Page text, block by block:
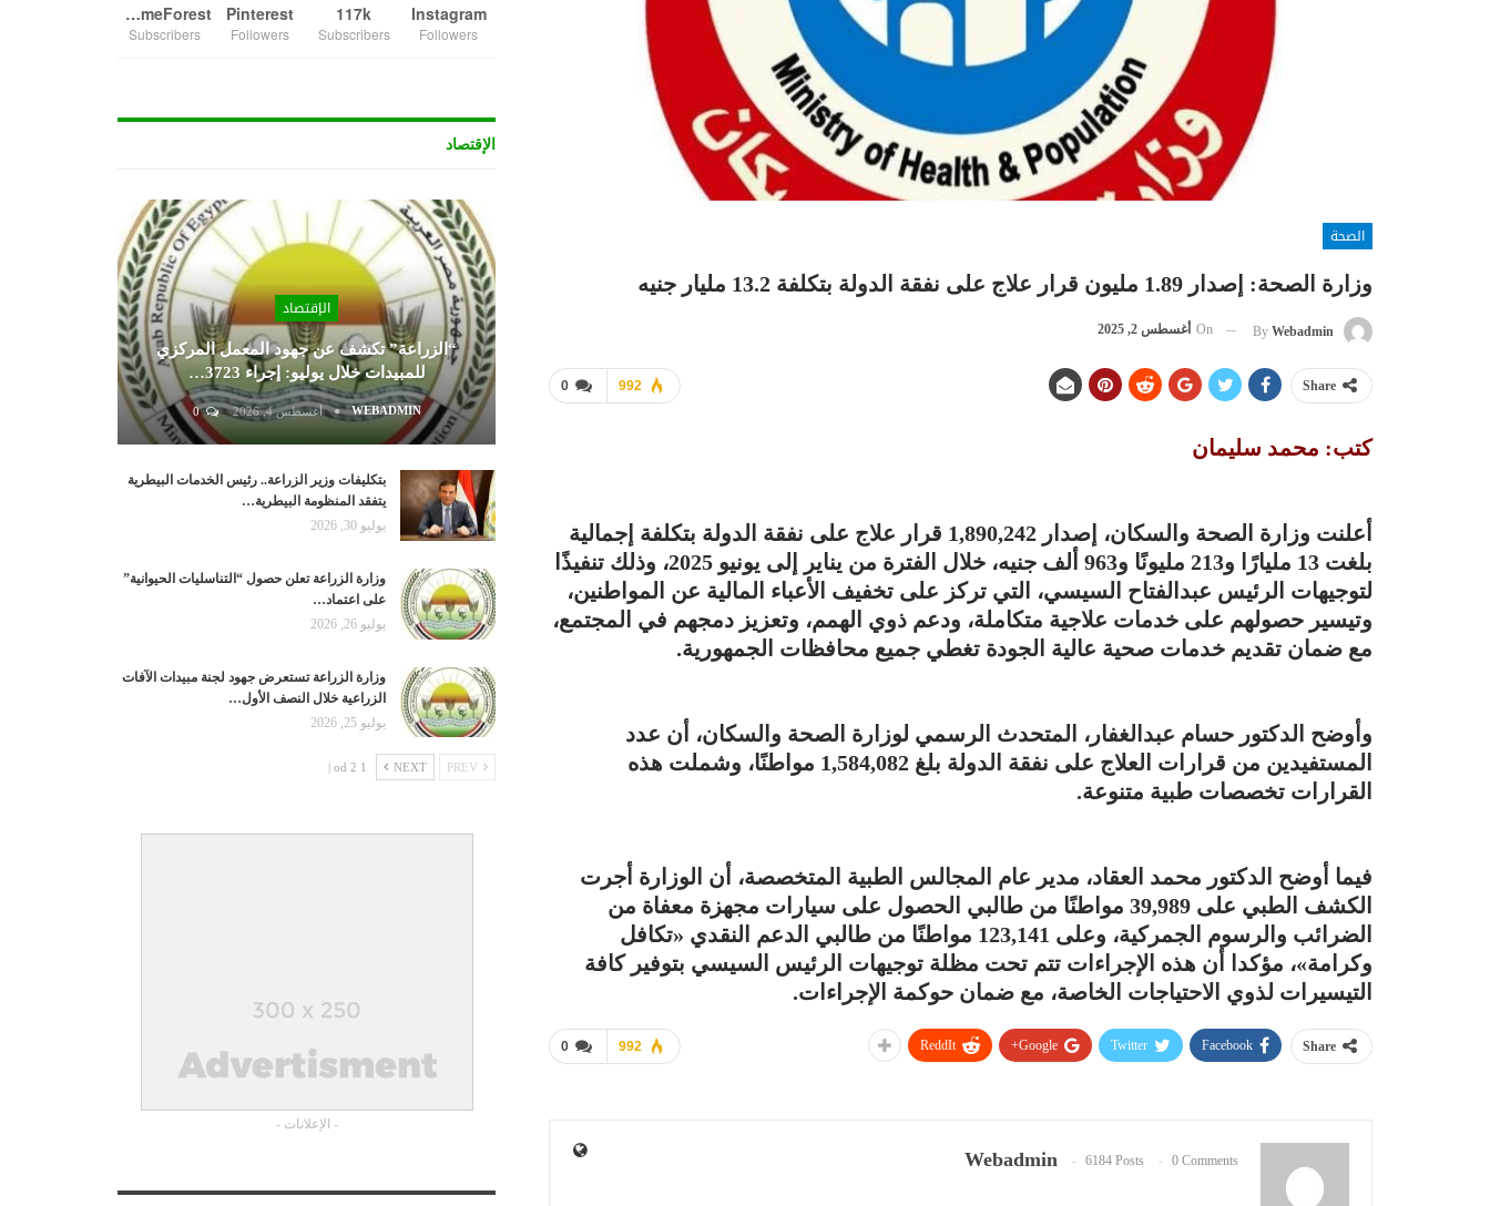
الصحة
وزارة الصحة: إصدار 1.89 مليون قرار علاج على نفقة الدولة بتكلفة 13.2 مليار جنيه
By Webadmin
On أغسطس 2, 2025
0 992 Share
كتب: محمد سليمان
أعلنت وزارة الصحة والسكان، إصدار 1,890,242 قرار علاج على نفقة الدولة بتكلفة إجمالية
بلغت 13 مليارًا و213 مليونًا و963 ألف جنيه، خلال الفترة من يناير إلى يونيو 2025، وذلك تنفيذًا
لتوجيهات الرئيس عبدالفتاح السيسي، التي تركز على تخفيف الأعباء المالية عن المواطنين،
وتيسير حصولهم على خدمات علاجية متكاملة، ودعم ذوي الهمم، وتعزيز دمجهم في المجتمع،
مع ضمان تقديم خدمات صحية عالية الجودة تغطي جميع محافظات الجمهورية.
وأوضح الدكتور حسام عبدالغفار، المتحدث الرسمي لوزارة الصحة والسكان، أن عدد
المستفيدين من قرارات العلاج على نفقة الدولة بلغ 1,584,082 مواطنًا، وشملت هذه
القرارات تخصصات طبية متنوعة.
فيما أوضح الدكتور محمد العقاد، مدير عام المجالس الطبية المتخصصة، أن الوزارة أجرت
الكشف الطبي على 39,989 مواطنًا من طالبي الحصول على سيارات مجهزة معفاة من
الضرائب والرسوم الجمركية، وعلى 123,141 مواطنًا من طالبي الدعم النقدي «تكافل
وكرامة»، مؤكدا أن هذه الإجراءات تتم تحت مظلة توجيهات الرئيس السيسي بتوفير كافة
التيسيرات لذوي الاحتياجات الخاصة، مع ضمان حوكمة الإجراءات.
0 992 Share
Facebook
Twitter
Google+
ReddIt
Webadmin 6184 Posts 0 Comments
Instagram
Followers
117k
Subscribers
Pinterest
Followers
ThemeForest
Subscribers
الإقتصاد
الإقتصاد
“الزراعة” تكشف عن جهود المعمل المركزي
للمبيدات خلال يوليو: إجراء 3723…
WEBADMIN أغسطس 4, 2026 0
بتكليفات وزير الزراعة.. رئيس الخدمات البيطرية
يتفقد المنظومة البيطرية…
يوليو 30, 2026
وزارة الزراعة تعلن حصول “التناسليات الحيوانية”
على اعتماد…
يوليو 26, 2026
وزارة الزراعة تستعرض جهود لجنة مبيدات الآفات
الزراعية خلال النصف الأول…
يوليو 25, 2026
NEXT
1 od 2 |
- الإعلانات -